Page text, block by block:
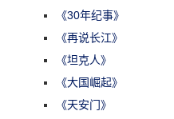
《30年纪事》
《再说长江》
《坦克人》
《大国崛起》
《天安门》